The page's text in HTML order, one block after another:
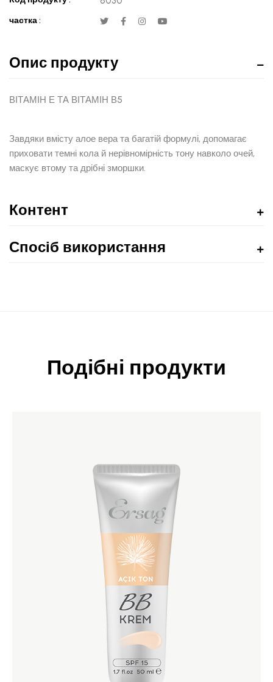
частка :
Опис продукту
ВІТАМІН Е ТА ВІТАМІН В5
Завдяки вмісту алое вера та багатій формулі, допомагає
приховати темні кола й нерівномірність тону навколо очей,
маскує втому та дрібні зморшки.
Контент
Спосіб використання
Подібні продукти